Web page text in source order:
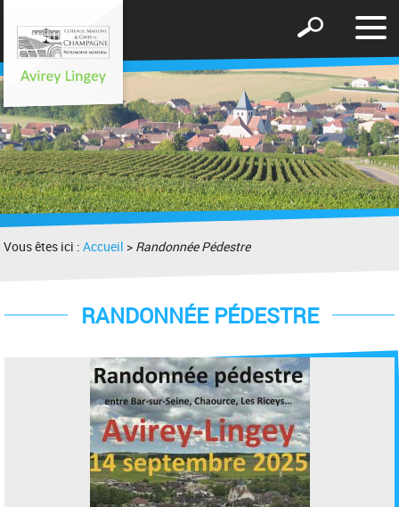
le
Afficher
formulaire
de
recherche
Vous êtes ici :Accueil > Randonnée Pédestre
RANDONNÉE PÉDESTRE